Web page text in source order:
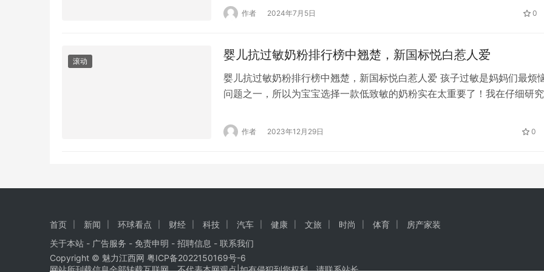
价值的视频，以吸引用户的关注和点赞。你可以通过讲故事、分享经验、
作者 2024年7月5日 0
滚动 婴儿抗过敏奶粉排行榜中翘楚，新国标悦白惹人爱
婴儿抗过敏奶粉排行榜中翘楚，新国标悦白惹人爱 孩子过敏是妈妈们最烦
问题之一，所以为宝宝选择一款低致敏的奶粉实在太重要了！我在仔细研究
下！ 婴儿抗过敏奶粉排行榜中翘楚，新国标悦白羊奶粉更受妈妈喜爱 宝宝
粉过敏，主要有两个因素一个是易过敏蛋白αS1－酪蛋白，另一个则是对宝宝
作者 2023年12月29日 0
首页 新闻 环球看点 财经 科技 汽车 健康 文旅 时尚 体育
房产家装
关于本站 - 广告服务 - 免责申明 - 招聘信息 - 联系我们
Copyright © 魅力江西网 粤ICP备2022150169号-6
网站所刊载信息全部转载互联网，不代表本网观点|如有侵犯到您权利，请联系站长